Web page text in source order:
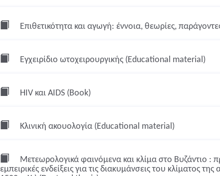
Επιθετικότητα και αγωγή: έννοια, θεωρίες,
Εγχειρίδιο ωτοχειρουργικής (Educational material)
HIV και AIDS (Book)
Κλινική ακουολογία (Educational material)
Μετεωρολογικά φαινόμενα και κλίμα στο Βυζάντιο :
εμπειρικές ενδείξεις για τις διακυμάνσεις του κλίματος